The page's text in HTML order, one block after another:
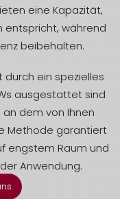
eine Kapazität,
entspricht, während
beibehalten.
durch ein spezielles
ausgestattet sind
dem von Ihnen
Methode garantiert
engstem Raum und
Anwendung.